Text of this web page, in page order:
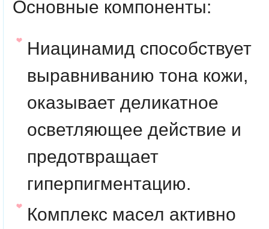
Основные компоненты:
Ниацинамид способствует
выравниванию тона кожи,
оказывает деликатное
осветляющее действие и
предотвращает
гиперпигментацию.
Комплекс масел активно